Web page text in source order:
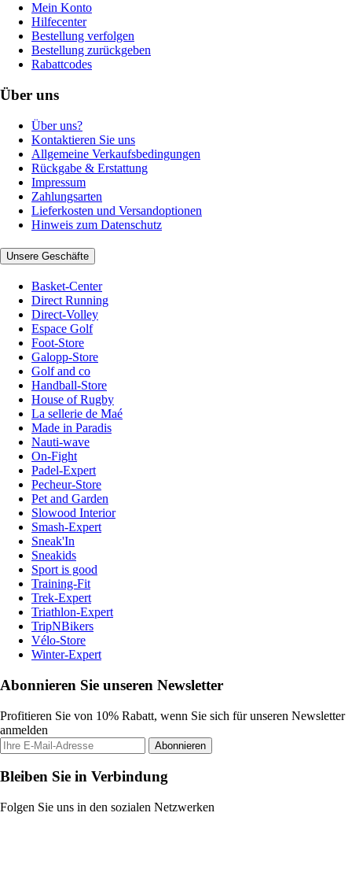
Mein Konto
Hilfecenter
Bestellung verfolgen
Bestellung zurückgeben
Rabattcodes
Über uns
Über uns?
Kontaktieren Sie uns
Allgemeine Verkaufsbedingungen
Rückgabe & Erstattung
Impressum
Zahlungsarten
Lieferkosten und Versandoptionen
Hinweis zum Datenschutz
Unsere Geschäfte
Basket-Center
Direct Running
Direct-Volley
Espace Golf
Foot-Store
Galopp-Store
Golf and co
Handball-Store
House of Rugby
La sellerie de Maé
Made in Paradis
Nauti-wave
On-Fight
Padel-Expert
Pecheur-Store
Pet and Garden
Slowood Interior
Smash-Expert
Sneak'In
Sneakids
Sport is good
Training-Fit
Trek-Expert
Triathlon-Expert
TripNBikers
Vélo-Store
Winter-Expert
Abonnieren Sie unseren Newsletter
Profitieren Sie von 10% Rabatt, wenn Sie sich für unseren Newsletter
anmelden
Abonnieren
Bleiben Sie in Verbindung
Folgen Sie uns in den sozialen Netzwerken